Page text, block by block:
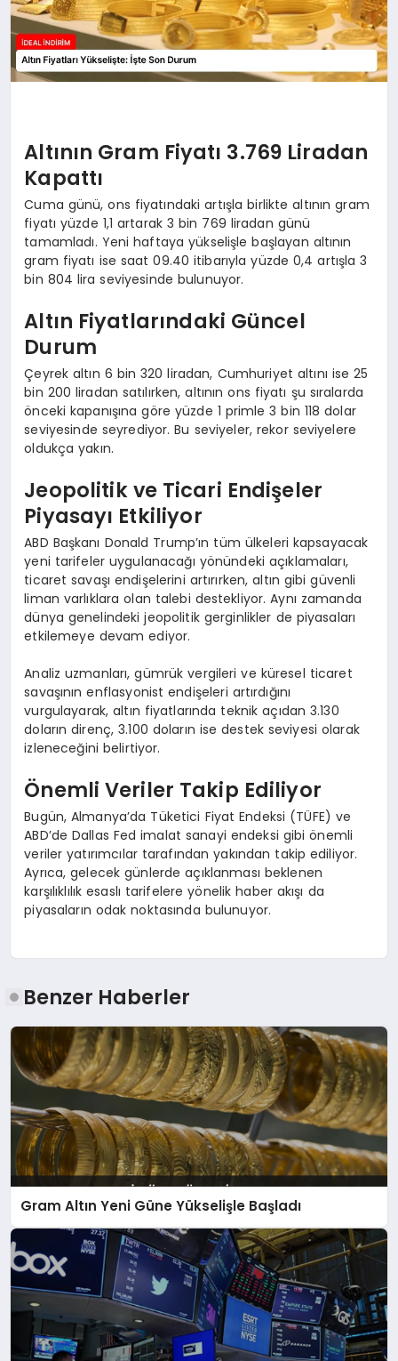
Altının Gram Fiyatı 3.769 Liradan
Kapattı
Cuma günü, ons fiyatındaki artışla birlikte altının gram
fiyatı yüzde 1,1 artarak 3 bin 769 liradan günü
tamamladı. Yeni haftaya yükselişle başlayan altının
gram fiyatı ise saat 09.40 itibarıyla yüzde 0,4 artışla 3
bin 804 lira seviyesinde bulunuyor.
Altın Fiyatlarındaki Güncel
Durum
Çeyrek altın 6 bin 320 liradan, Cumhuriyet altını ise 25
bin 200 liradan satılırken, altının ons fiyatı şu sıralarda
önceki kapanışına göre yüzde 1 primle 3 bin 118 dolar
seviyesinde seyrediyor. Bu seviyeler, rekor seviyelere
oldukça yakın.
Jeopolitik ve Ticari Endişeler
Piyasayı Etkiliyor
ABD Başkanı Donald Trump’ın tüm ülkeleri kapsayacak
yeni tarifeler uygulanacağı yönündeki açıklamaları,
ticaret savaşı endişelerini artırırken, altın gibi güvenli
liman varlıklara olan talebi destekliyor. Aynı zamanda
dünya genelindeki jeopolitik gerginlikler de piyasaları
etkilemeye devam ediyor.
Analiz uzmanları, gümrük vergileri ve küresel ticaret
savaşının enflasyonist endişeleri artırdığını
vurgulayarak, altın fiyatlarında teknik açıdan 3.130
doların direnç, 3.100 doların ise destek seviyesi olarak
izleneceğini belirtiyor.
Önemli Veriler Takip Ediliyor
Bugün, Almanya’da Tüketici Fiyat Endeksi (TÜFE) ve
ABD’de Dallas Fed imalat sanayi endeksi gibi önemli
veriler yatırımcılar tarafından yakından takip ediliyor.
Ayrıca, gelecek günlerde açıklanması beklenen
karşılıklılık esaslı tarifelere yönelik haber akışı da
piyasaların odak noktasında bulunuyor.
Benzer Haberler
Gram Altın Yeni Güne Yükselişle Başladı